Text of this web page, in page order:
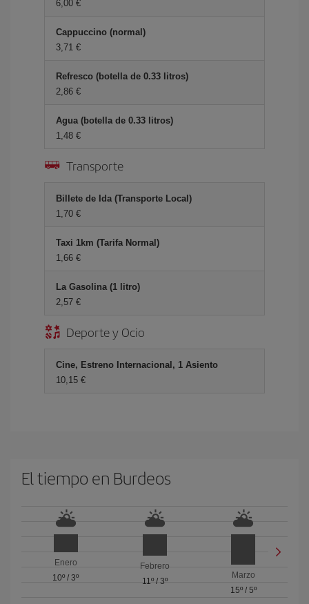
6,00 €
Cappuccino (normal)
3,71 €
Refresco (botella de 0.33 litros)
2,86 €
Agua (botella de 0.33 litros)
1,48 €
Transporte
Billete de Ida (Transporte Local)
1,70 €
Taxi 1km (Tarifa Normal)
1,66 €
La Gasolina (1 litro)
2,57 €
Deporte y Ocio
Cine, Estreno Internacional, 1 Asiento
10,15 €
El tiempo en Burdeos
Enero
10º /3º
Febrero
11º/ 3º
Marzo
15º/ 5º